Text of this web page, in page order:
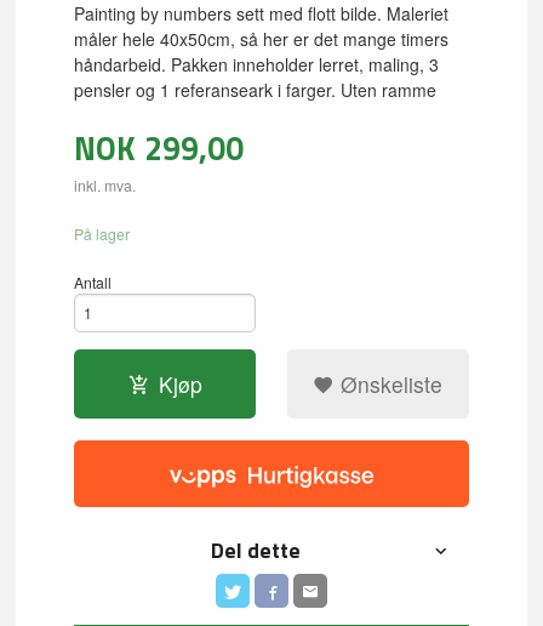
Painting by numbers sett med flott bilde. Maleriet
måler hele 40x50cm, så her er det mange timers
håndarbeid. Pakken inneholder lerret, maling, 3
pensler og 1 referanseark i farger. Uten ramme
NOK 299,00
inkl. mva.
På lager
Antall
Kjøp Ønskeliste
Del dette